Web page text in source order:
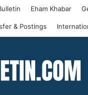
Eham Khabar
& Postings